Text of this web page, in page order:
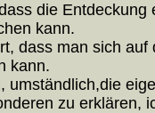
die Entdeckung
kann.
dass man sich auf
kann.
umständlich,die
zu erklären,